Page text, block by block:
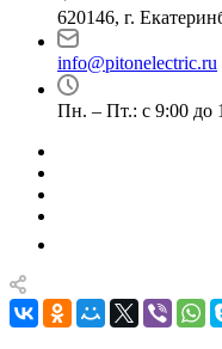
620146, г.
info@pitonelectric.ru
Пн. – Пт.: с 9:00 до